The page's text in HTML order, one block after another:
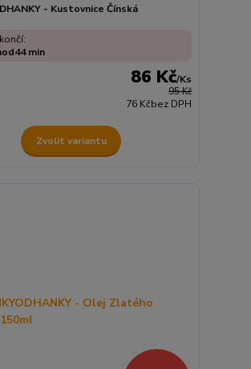
- Kustovnice Čínská
95 Kč
86 Kč/Ks
76 Kčbez DPH
44min
Zvolit variantu